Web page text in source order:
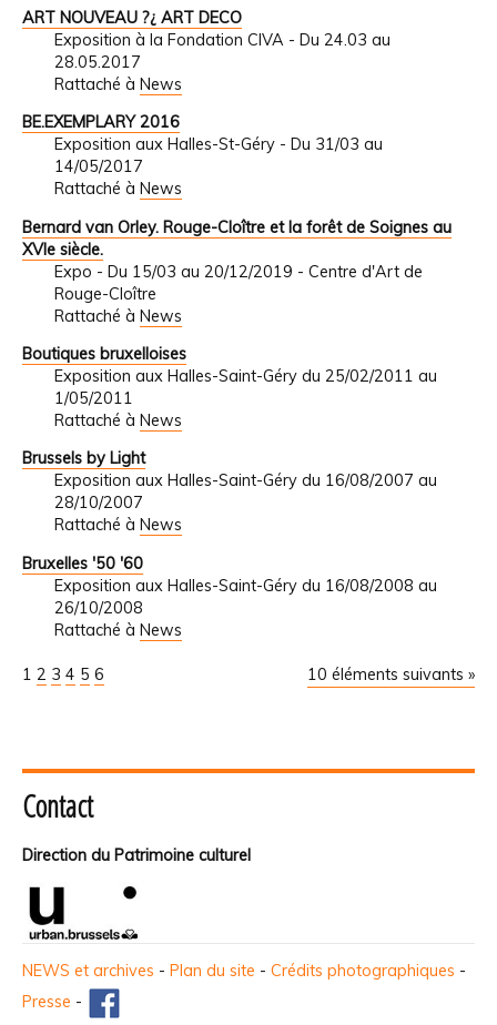
ART NOUVEAU ?¿ ART DECO
Exposition à la Fondation CIVA - Du 24.03 au
28.05.2017
Rattaché à News
BE.EXEMPLARY 2016
Exposition aux Halles-St-Géry - Du 31/03 au
14/05/2017
Rattaché à News
Bernard van Orley. Rouge-Cloître et la forêt de Soignes au
XVIe siècle.
Expo - Du 15/03 au 20/12/2019 - Centre d'Art de
Rouge-Cloître
Rattaché à News
Boutiques bruxelloises
Exposition aux Halles-Saint-Géry du 25/02/2011 au
1/05/2011
Rattaché à News
Brussels by Light
Exposition aux Halles-Saint-Géry du 16/08/2007 au
28/10/2007
Rattaché à News
Bruxelles '50 '60
Exposition aux Halles-Saint-Géry du 16/08/2008 au
26/10/2008
Rattaché à News
10 éléments suivants »
1 2 3 4 5 6
Contact
Direction du Patrimoine culturel
NEWS et archives - Plan du site - Crédits photographiques -
Presse -